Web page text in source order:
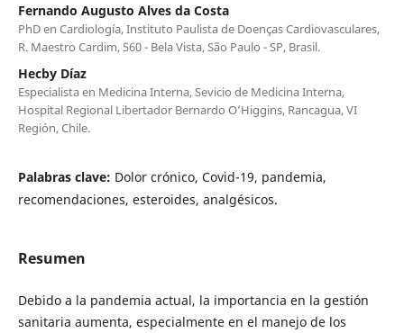
Fernando Augusto Alves da Costa
PhD en Cardiología, Instituto Paulista de Doenças Cardiovasculares,
R. Maestro Cardim, 560 - Bela Vista, São Paulo - SP, Brasil.
Hecby Díaz
Especialista en Medicina Interna, Sevicio de Medicina Interna,
Hospital Regional Libertador Bernardo O’Higgins, Rancagua, VI
Región, Chile.
Palabras clave: Dolor crónico, Covid-19, pandemia,
recomendaciones, esteroides, analgésicos.
Resumen
Debido a la pandemia actual, la importancia en la gestión
sanitaria aumenta, especialmente en el manejo de los